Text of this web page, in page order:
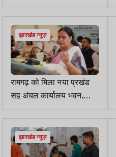
ब्लड, हड़कंप मचा, जांच कमेटी
गठित
झारखंड न्यूज़
रामगढ़ को मिला नया प्रखंड
सह अंचल कार्यालय भवन,
मंत्री दीपिका पांडेय ने किया
उद्घाटन
झारखंड न्यूज़